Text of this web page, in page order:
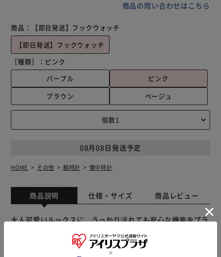
商品の問い合わせはこちら
商品：
【即日発送】フックウォッチ
【即日発送】フックウォッチ
［種類］： ピンク
パープル
ピンク
ブラウン
ベージュ
08月08日発送予定
HOME その他 腕時計 懐中時計
商品説明 仕様・サイズ 商品レビュー
大人可愛いルックスに、うっかり濡れても安心な機能をプラ
ス♪腕元の華やかさを演出する「J-AXIS ジェイ・アクシ
ス」から、エレガントな「カラビナウォッチ」が新登場。
【カジュアルなハンギングウォッチ】 ベルトの根本に付い